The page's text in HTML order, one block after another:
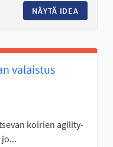
NÄYTÄ IDEA
valaistus
koirien agility-